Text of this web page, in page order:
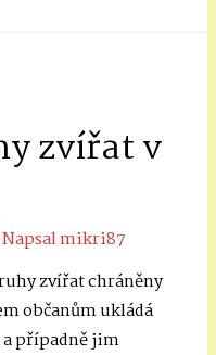
zvířat v
mikri87
zvířat chráněny
občanům ukládá
případně jim